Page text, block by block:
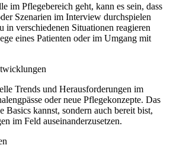
im Pflegebereich geht, kann es sein, dass
Szenarien im Interview durchspielen
in verschiedenen Situationen reagieren
eines Patienten oder im Umgang mit
Trends und Herausforderungen im
oder neue Pflegekonzepte. Das
Basics kannst, sondern auch bereit bist,
im Feld auseinanderzusetzen.